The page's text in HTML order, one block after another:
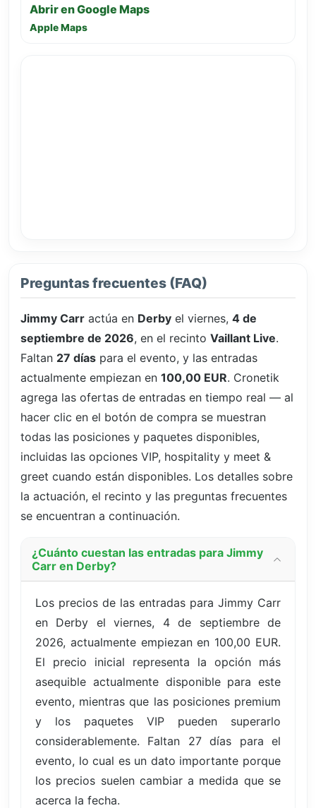
Abrir en Google Maps
Apple Maps
Preguntas frecuentes (FAQ)
Jimmy Carr actúa en Derby el viernes, 4 de
septiembre de 2026, en el recinto Vaillant Live.
Faltan 27 días para el evento, y las entradas
actualmente empiezan en 100,00 EUR. Cronetik
agrega las ofertas de entradas en tiempo real — al
hacer clic en el botón de compra se muestran
todas las posiciones y paquetes disponibles,
incluidas las opciones VIP, hospitality y meet &
greet cuando están disponibles. Los detalles sobre
la actuación, el recinto y las preguntas frecuentes
se encuentran a continuación.
¿Cuánto cuestan las entradas para Jimmy
Carr en Derby?
Los precios de las entradas para Jimmy Carr
en Derby el viernes, 4 de septiembre de
2026, actualmente empiezan en 100,00 EUR.
El precio inicial representa la opción más
asequible actualmente disponible para este
evento, mientras que las posiciones premium
y los paquetes VIP pueden superarlo
considerablemente. Faltan 27 días para el
evento, lo cual es un dato importante porque
los precios suelen cambiar a medida que se
acerca la fecha.